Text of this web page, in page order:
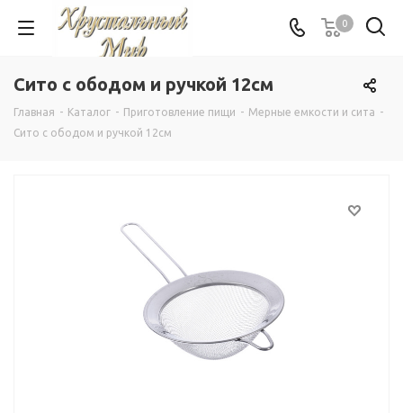
0
Сито с ободом и ручкой 12см
Главная - Каталог - Приготовление пищи - Мерные емкости и сита -
Сито с ободом и ручкой 12см